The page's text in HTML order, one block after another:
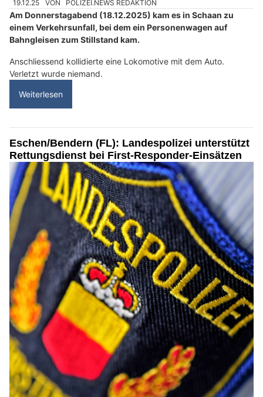
19.12.25 VON POLIZEI.NEWS REDAKTION
Am Donnerstagabend (18.12.2025) kam es in Schaan zu
einem Verkehrsunfall, bei dem ein Personenwagen auf
Bahngleisen zum Stillstand kam.
Anschliessend kollidierte eine Lokomotive mit dem Auto.
Verletzt wurde niemand.
Weiterlesen
Eschen/Bendern (FL): Landespolizei unterstützt
Rettungsdienst bei First-Responder-Einsätzen